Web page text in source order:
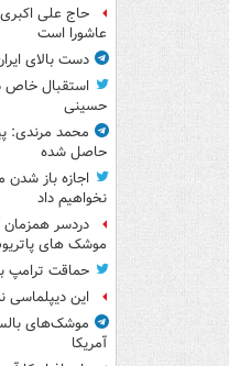
حاج علی
عاشورا است
دست بالای
استقبال خاص
حسینی
محمد مرندی:
حاصل شده
اجازه باز شدن
نخواهیم داد
دردسر همزمان
موشک های
حماقت ترامپ
این
موشک‌های
آمریکا